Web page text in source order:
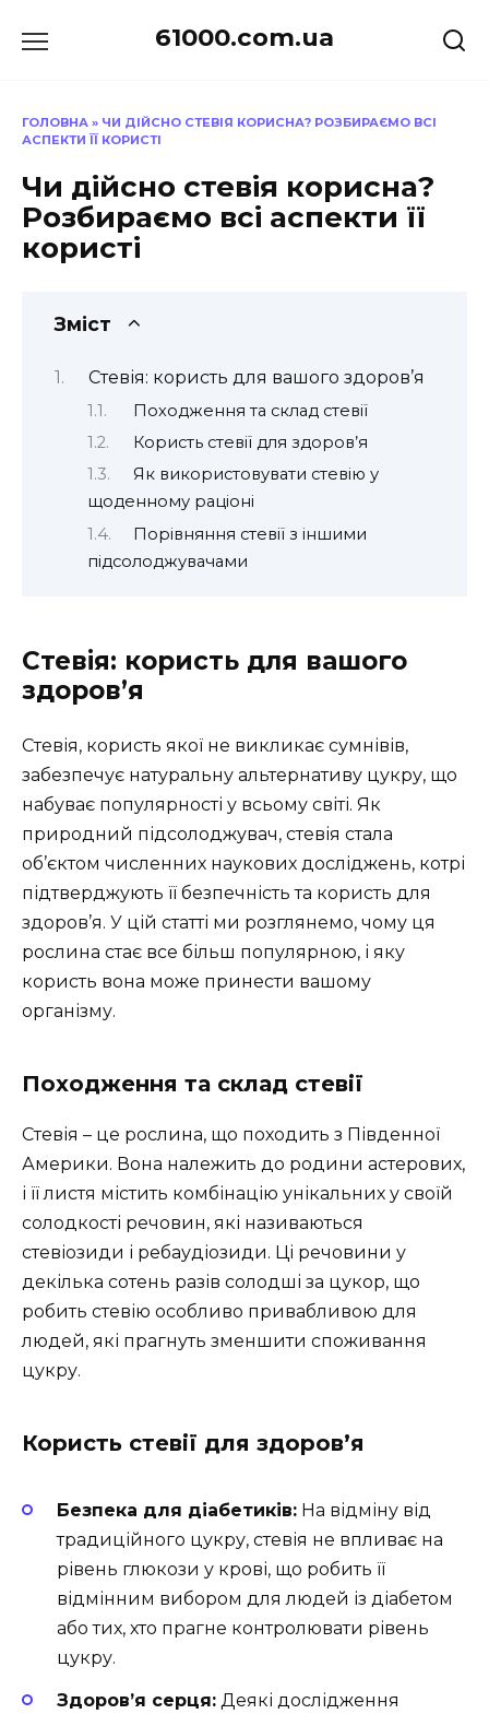
до
61000.com.ua
ГОЛОВНА » ЧИ ДІЙСНО СТЕВІЯ КОРИСНА? РОЗБИРАЄМО ВСІ
АСПЕКТИ ЇЇ КОРИСТІ
Чи дійсно стевія корисна?
Розбираємо всі аспекти її
користі
Зміст
Стевія: користь для вашого здоров’я
Походження та склад стевії
Користь стевії для здоров’я
Як використовувати стевію у
щоденному раціоні
Порівняння стевії з іншими
підсолоджувачами
Стевія: користь для вашого
здоров’я
Стевія, користь якої не викликає сумнівів,
забезпечує натуральну альтернативу цукру, що
набуває популярності у всьому світі. Як
природний підсолоджувач, стевія стала
об’єктом численних наукових досліджень, котрі
підтверджують її безпечність та користь для
здоров’я. У цій статті ми розглянемо, чому ця
рослина стає все більш популярною, і яку
користь вона може принести вашому
організму.
Походження та склад стевії
Стевія – це рослина, що походить з Південної
Америки. Вона належить до родини астерових,
і її листя містить комбінацію унікальних у своїй
солодкості речовин, які називаються
стевіозиди і ребаудіозиди. Ці речовини у
декілька сотень разів солодші за цукор, що
робить стевію особливо привабливою для
людей, які прагнуть зменшити споживання
цукру.
Користь стевії для здоров’я
Безпека для діабетиків: На відміну від
традиційного цукру, стевія не впливає на
рівень глюкози у крові, що робить її
відмінним вибором для людей із діабетом
або тих, хто прагне контролювати рівень
цукру.
Здоров’я серця: Деякі дослідження